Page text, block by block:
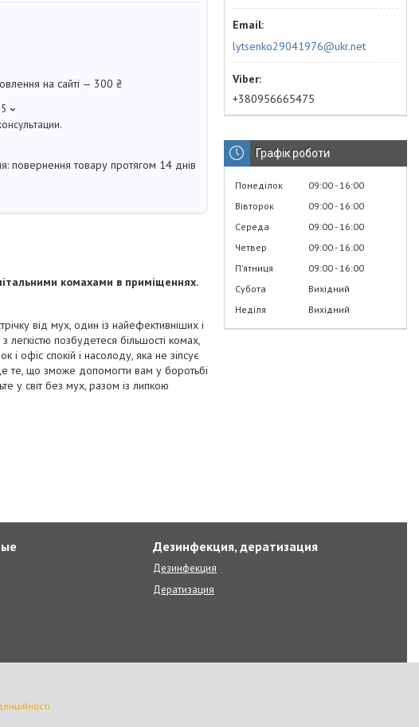
на сайті — 300 ₴
повернення товару протягом 14 днів
комахами в приміщеннях.
від мух, один із найефективніших і
позбудетеся більшості комах,
і офіс спокій і насолоду, яка не зіпсує
те, що зможе допомогти вам у боротьбі
у світ без мух, разом із липкою
lytsenko29041976@ukr.net
+380956665475
Графік роботи
Понеділок 09:00 16:00
Вівторок
09:00 16:00
Середа
09:00 16:00
Четвер
09:00 16:00
Пʼятниця
09:00 16:00
Субота
Вихідний
Неділя
Вихідний
Дезинфекция, дератизация
Дезинфекция
Дератизация